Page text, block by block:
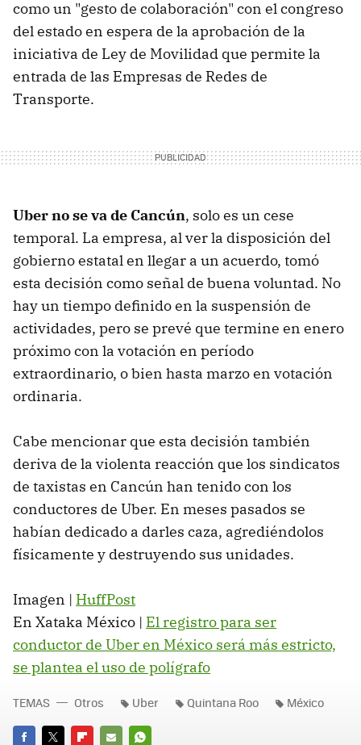
como un "gesto de colaboración" con el congreso
del estado en espera de la aprobación de la
iniciativa de Ley de Movilidad que permite la
entrada de las Empresas de Redes de
Transporte.
Uber no se va de Cancún, solo es un cese
temporal. La empresa, al ver la disposición del
gobierno estatal en llegar a un acuerdo, tomó
esta decisión como señal de buena voluntad. No
hay un tiempo definido en la suspensión de
actividades, pero se prevé que termine en enero
próximo con la votación en período
extraordinario, o bien hasta marzo en votación
ordinaria.
Cabe mencionar que esta decisión también
deriva de la violenta reacción que los sindicatos
de taxistas en Cancún han tenido con los
conductores de Uber. En meses pasados se
habían dedicado a darles caza, agrediéndolos
físicamente y destruyendo sus unidades.
Imagen | HuffPost
En Xataka México | El registro para ser
conductor de Uber en México será más estricto,
se plantea el uso de polígrafo
TEMAS Otros Uber Quintana Roo México